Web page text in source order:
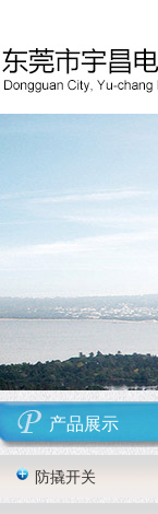
产品展示
防撬开关